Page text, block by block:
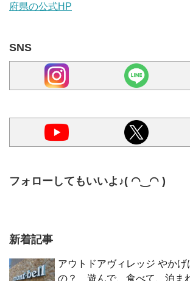
府県の公式HP
SNS
フォローしてもいいよ♪( ◠‿◠ )
新着記事
アウトドアヴィレッジ やかげ
の？ 遊んで、食べて、泊ま